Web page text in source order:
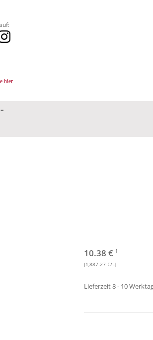
hier.
10.38 € 1
[1,887.27 €/L]
Lieferzeit 8 - 10